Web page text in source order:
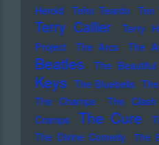
Herold
Teho Teardo
Terry Callier Terry
Project
The Arcs The
Beatles
The
Keys The Bluebells
The Champs
The Clash
Cramps
The Cure
The Divine Comedy
The